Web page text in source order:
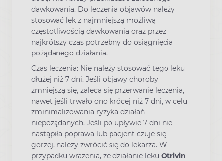
dawkowania. Do leczenia objawów należy
stosować lek z najmniejszą możliwą
częstotliwością dawkowania oraz przez
najkrótszy czas potrzebny do osiągnięcia
pożądanego działania.
Czas leczenia: Nie należy stosować tego leku
dłużej niż 7 dni. Jeśli objawy choroby
zmniejszą się, zaleca się przerwanie leczenia,
nawet jeśli trwało ono krócej niż 7 dni, w celu
zminimalizowania ryzyka działań
niepożądanych. Jeśli po upływie 7 dni nie
nastąpiła poprawa lub pacjent czuje się
gorzej, należy zwrócić się do lekarza. W
przypadku wrażenia, że działanie leku Otrivin